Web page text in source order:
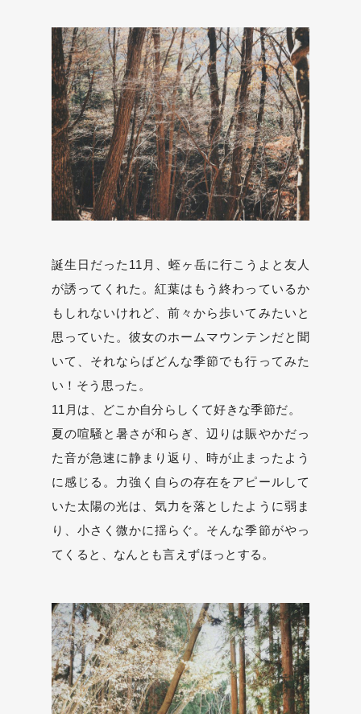
誕生日だった11月、蛭ヶ岳に行こうよと友人
が誘ってくれた。紅葉はもう終わっているか
もしれないけれど、前々から歩いてみたいと
思っていた。彼女のホームマウンテンだと聞
いて、それならばどんな季節でも行ってみた
い！そう思った。
11月は、どこか自分らしくて好きな季節だ。
夏の喧騒と暑さが和らぎ、辺りは賑やかだっ
た音が急速に静まり返り、時が止まったよう
に感じる。力強く自らの存在をアピールして
いた太陽の光は、気力を落としたように弱ま
り、小さく微かに揺らぐ。そんな季節がやっ
てくると、なんとも言えずほっとする。